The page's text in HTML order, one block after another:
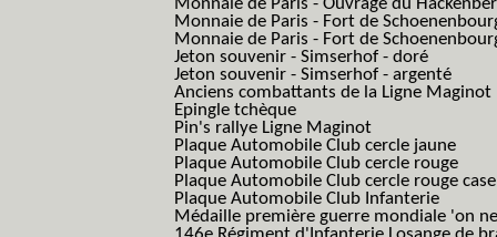
Monnaie de Paris - Ouvrage du
Monnaie de Paris - Fort de
Monnaie de Paris - Fort de
Jeton souvenir - Simserhof - doré
Jeton souvenir - Simserhof - argenté
Anciens combattants de la Ligne Maginot
Epingle tchèque
Pin's rallye Ligne Maginot
Plaque Automobile Club cercle jaune
Plaque Automobile Club cercle rouge
Plaque Automobile Club cercle rouge
Plaque Automobile Club Infanterie
Médaille première guerre mondiale 'on